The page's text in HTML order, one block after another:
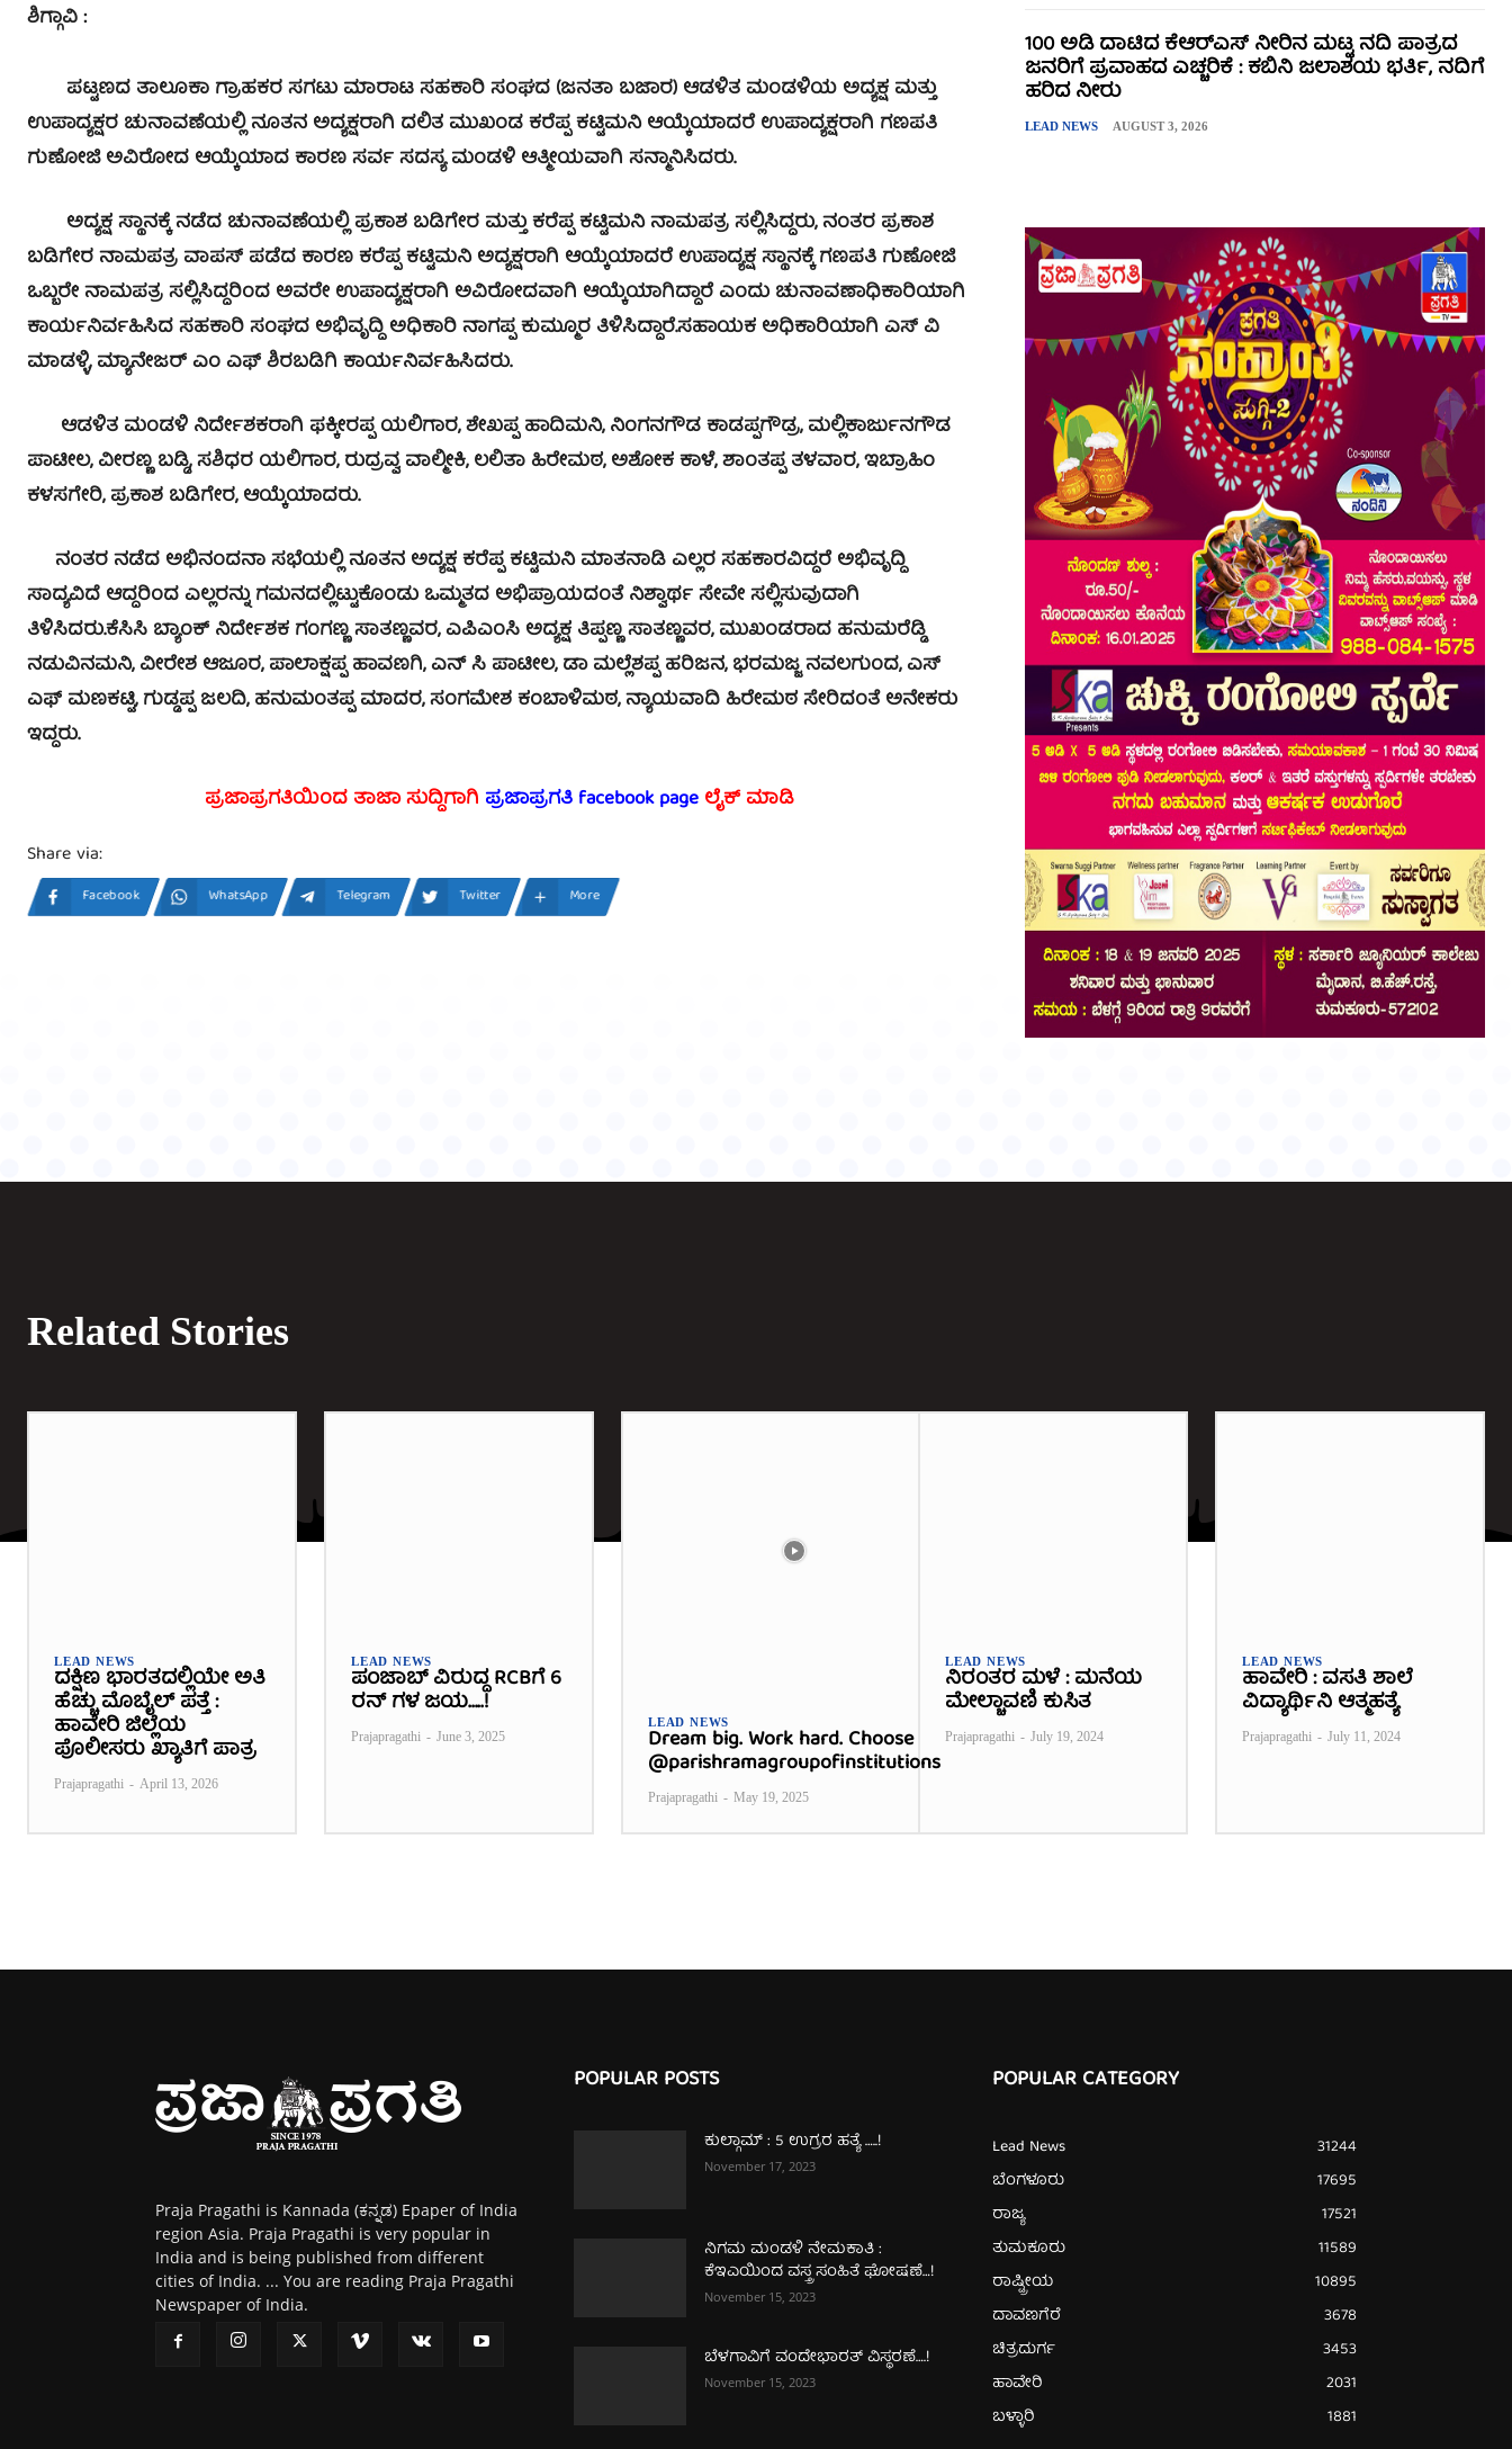
ಶಿಗ್ಗಾವಿ :
ಪಟ್ಟಣದ ತಾಲೂಕಾ ಗ್ರಾಹಕರ ಸಗಟು ಮಾರಾಟ ಸಹಕಾರಿ ಸಂಘದ (ಜನತಾ ಬಜಾರ) ಆಡಳಿತ ಮಂಡಳಿಯ ಅದ್ಯಕ್ಷ ಮತ್ತು
ಉಪಾದ್ಯಕ್ಷರ ಚುನಾವಣೆಯಲ್ಲಿ ನೂತನ ಅದ್ಯಕ್ಷರಾಗಿ ದಲಿತ ಮುಖಂಡ ಕರೆಪ್ಪ ಕಟ್ಟಿಮನಿ ಆಯ್ಕೆಯಾದರೆ ಉಪಾದ್ಯಕ್ಷರಾಗಿ ಗಣಪತಿ
ಗುಣೋಜಿ ಅವಿರೋದ ಆಯ್ಕೆಯಾದ ಕಾರಣ ಸರ್ವ ಸದಸ್ಯ ಮಂಡಳಿ ಆತ್ಮೀಯವಾಗಿ ಸನ್ಮಾನಿಸಿದರು.
ಅದ್ಯಕ್ಷ ಸ್ಥಾನಕ್ಕೆ ನಡೆದ ಚುನಾವಣೆಯಲ್ಲಿ ಪ್ರಕಾಶ ಬಡಿಗೇರ ಮತ್ತು ಕರೆಪ್ಪ ಕಟ್ಟಿಮನಿ ನಾಮಪತ್ರ ಸಲ್ಲಿಸಿದ್ದರು, ನಂತರ ಪ್ರಕಾಶ
ಬಡಿಗೇರ ನಾಮಪತ್ರ ವಾಪಸ್ ಪಡೆದ ಕಾರಣ ಕರೆಪ್ಪ ಕಟ್ಟಿಮನಿ ಅದ್ಯಕ್ಷರಾಗಿ ಆಯ್ಕೆಯಾದರೆ ಉಪಾದ್ಯಕ್ಷ ಸ್ಥಾನಕ್ಕೆ ಗಣಪತಿ ಗುಣೋಜಿ
ಒಬ್ಬರೇ ನಾಮಪತ್ರ ಸಲ್ಲಿಸಿದ್ದರಿಂದ ಅವರೇ ಉಪಾದ್ಯಕ್ಷರಾಗಿ ಅವಿರೋದವಾಗಿ ಆಯ್ಕೆಯಾಗಿದ್ದಾರೆ ಎಂದು ಚುನಾವಣಾಧಿಕಾರಿಯಾಗಿ
ಕಾರ್ಯನಿರ್ವಹಿಸಿದ ಸಹಕಾರಿ ಸಂಘದ ಅಭಿವೃದ್ದಿ ಅಧಿಕಾರಿ ನಾಗಪ್ಪ ಕುಮ್ಮೂರ ತಿಳಿಸಿದ್ದಾರೆ.ಸಹಾಯಕ ಅಧಿಕಾರಿಯಾಗಿ ಎಸ್ ವಿ
ಮಾಡಳ್ಳಿ, ಮ್ಯಾನೇಜರ್ ಎಂ ಎಫ್ ಶಿರಬಡಿಗಿ ಕಾರ್ಯನಿರ್ವಹಿಸಿದರು.
ಆಡಳಿತ ಮಂಡಳಿ ನಿರ್ದೇಶಕರಾಗಿ ಫಕ್ಕೀರಪ್ಪ ಯಲಿಗಾರ, ಶೇಖಪ್ಪ ಹಾದಿಮನಿ, ನಿಂಗನಗೌಡ ಕಾಡಪ್ಪಗೌಡ್ರ, ಮಲ್ಲಿಕಾರ್ಜುನಗೌಡ
ಪಾಟೀಲ, ವೀರಣ್ಣ ಬಡ್ಡಿ, ಸಶಿಧರ ಯಲಿಗಾರ, ರುದ್ರವ್ವ ವಾಲ್ಮೀಕಿ, ಲಲಿತಾ ಹಿರೇಮಠ, ಅಶೋಕ ಕಾಳೆ, ಶಾಂತಪ್ಪ ತಳವಾರ, ಇಬ್ರಾಹಿಂ
ಕಳಸಗೇರಿ, ಪ್ರಕಾಶ ಬಡಿಗೇರ, ಆಯ್ಕೆಯಾದರು.
ನಂತರ ನಡೆದ ಅಭಿನಂದನಾ ಸಭೆಯಲ್ಲಿ ನೂತನ ಅದ್ಯಕ್ಷ ಕರೆಪ್ಪ ಕಟ್ಟಿಮನಿ ಮಾತನಾಡಿ ಎಲ್ಲರ ಸಹಕಾರವಿದ್ದರೆ ಅಭಿವೃದ್ದಿ
ಸಾದ್ಯವಿದೆ ಆದ್ದರಿಂದ ಎಲ್ಲರನ್ನು ಗಮನದಲ್ಲಿಟ್ಟುಕೊಂಡು ಒಮ್ಮತದ ಅಭಿಪ್ರಾಯದಂತೆ ನಿಶ್ವಾರ್ಥ ಸೇವೇ ಸಲ್ಲಿಸುವುದಾಗಿ
ತಿಳಿಸಿದರು.ಕೆಸಿಸಿ ಬ್ಯಾಂಕ್ ನಿರ್ದೇಶಕ ಗಂಗಣ್ಣ ಸಾತಣ್ಣವರ, ಎಪಿಎಂಸಿ ಅದ್ಯಕ್ಷ ತಿಪ್ಪಣ್ಣ ಸಾತಣ್ಣವರ, ಮುಖಂಡರಾದ ಹನುಮರೆಡ್ಡಿ
ನಡುವಿನಮನಿ, ವೀರೇಶ ಆಜೂರ, ಪಾಲಾಕ್ಷಪ್ಪ ಹಾವಣಗಿ, ಎನ್ ಸಿ ಪಾಟೀಲ, ಡಾ ಮಲ್ಲೆಶಪ್ಪ ಹರಿಜನ, ಭರಮಜ್ಜ ನವಲಗುಂದ, ಎಸ್
ಎಫ್ ಮಣಕಟ್ಟಿ, ಗುಡ್ಡಪ್ಪ ಜಲದಿ, ಹನುಮಂತಪ್ಪ ಮಾದರ, ಸಂಗಮೇಶ ಕಂಬಾಳಿಮಠ, ನ್ಯಾಯವಾದಿ ಹಿರೇಮಠ ಸೇರಿದಂತೆ ಅನೇಕರು
ಇದ್ದರು.
ಪ್ರಜಾಪ್ರಗತಿಯಿಂದ ತಾಜಾ ಸುದ್ದಿಗಾಗಿ ಪ್ರಜಾಪ್ರಗತಿ facebook page ಲೈಕ್ ಮಾಡಿ
Share via:
Facebook WhatsApp Telegram Twitter More
100 ಅಡಿ ದಾಟಿದ ಕೆಆರ್‌ಎಸ್ ನೀರಿನ ಮಟ್ಟ ನದಿ ಪಾತ್ರದ
ಜನರಿಗೆ ಪ್ರವಾಹದ ಎಚ್ಚರಿಕೆ : ಕಬಿನಿ ಜಲಾಶಯ ಭರ್ತಿ, ನದಿಗೆ
ಹರಿದ ನೀರು
LEAD NEWS AUGUST 3, 2026
Related Stories
LEAD NEWS
ದಕ್ಷಿಣ ಭಾರತದಲ್ಲಿಯೇ ಅತಿ
ಹೆಚ್ಚು ಮೊಬೈಲ್ ಪತ್ತೆ :
ಹಾವೇರಿ ಜಿಲ್ಲೆಯ
ಪೊಲೀಸರು ಖ್ಯಾತಿಗೆ ಪಾತ್ರ
Prajapragathi - April 13, 2026
LEAD NEWS
ಪಂಜಾಬ್ ವಿರುದ್ಧ RCBಗೆ 6
ರನ್ ಗಳ ಜಯ…..!
Prajapragathi - June 3, 2025
LEAD NEWS
Dream big. Work hard. Choose
@parishramagroupofinstitutions
Prajapragathi - May 19, 2025
LEAD NEWS
ನಿರಂತರ ಮಳೆ : ಮನೆಯ
ಮೇಲ್ಚಾವಣಿ ಕುಸಿತ
Prajapragathi - July 19, 2024
LEAD NEWS
ಹಾವೇರಿ : ವಸತಿ ಶಾಲೆ
ವಿದ್ಯಾರ್ಥಿನಿ ಆತ್ಮಹತ್ಯೆ
Prajapragathi - July 11, 2024
Praja Pragathi is Kannada (ಕನ್ನಡ) Epaper of India
region Asia. Praja Pragathi is very popular in
India and is being published from different
cities of India. ... You are reading Praja Pragathi
Newspaper of India.
POPULAR POSTS
ಕುಲ್ಗಾಮ್‌ : 5 ಉಗ್ರರ ಹತ್ಯೆ …..!
November 17, 2023
ನಿಗಮ ಮಂಡಳಿ ನೇಮಕಾತಿ :
ಕೆಇಎಯಿಂದ ವಸ್ತ್ರ ಸಂಹಿತೆ ಘೋಷಣೆ…!
November 15, 2023
ಬೆಳಗಾವಿಗೆ ವಂದೇಭಾರತ್‌ ವಿಸ್ಥರಣೆ….!
November 15, 2023
POPULAR CATEGORY
Lead News
31244
ಬೆಂಗಳೂರು
17695
ರಾಜ್ಯ
17521
ತುಮಕೂರು
11589
ರಾಷ್ಟ್ರೀಯ
10895
ದಾವಣಗೆರೆ
3678
ಚಿತ್ರದುರ್ಗ
3453
ಹಾವೇರಿ
2031
ಬಳ್ಳಾರಿ
1881